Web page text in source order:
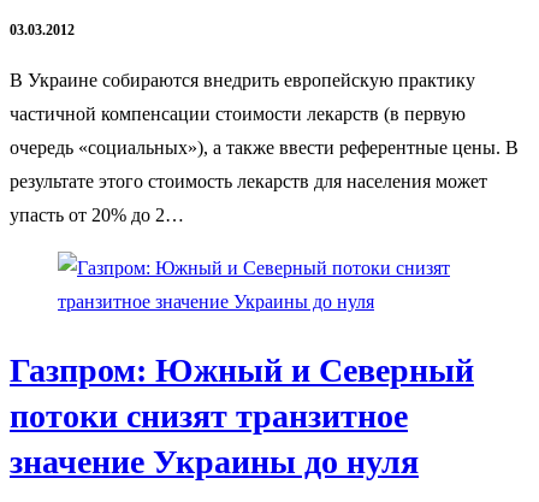
03.03.2012
В Украине собираются внедрить европейскую практику
частичной компенсации стоимости лекарств (в первую
очередь «социальных»), а также ввести референтные цены. В
результате этого стоимость лекарств для населения может
упасть от 20% до 2…
Газпром: Южный и Северный
потоки снизят транзитное
значение Украины до нуля